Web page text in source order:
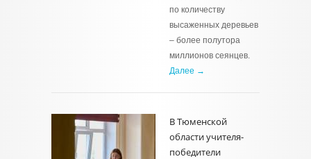
по количеству
высаженных деревьев
– более полутора
миллионов сеянцев.
Далее →
В Тюменской
области учителя-
победители